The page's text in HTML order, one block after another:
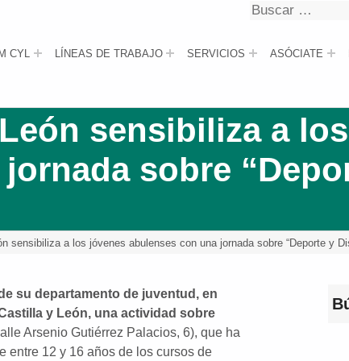
CYL LÍNEAS DE TRABAJO SERVICIOS ASÓCIATE
Buscar
sensibiliza a
sobre
sensibiliza a los jóvenes abulenses con una jornada sobre “Deporte y
su departamento de juventud, en
y León, una actividad sobre
Arsenio Gutiérrez Palacios, 6), que ha
entre 12 y 16 años de los cursos de